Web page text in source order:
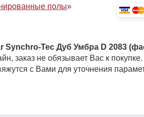
полы»
Synchro-Tec Дуб Умбра D 2083
заказ не обязывает Вас к покупке.
с Вами для уточнения